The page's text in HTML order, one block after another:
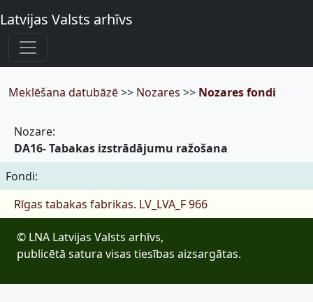
Latvijas Valsts arhīvs
Meklēšana datubāzē>> Nozares >> Nozares fondi
Nozare:
DA16- Tabakas izstrādājumu ražošana
Fondi:
Rīgas tabakas fabrikas. LV_LVA_F 966
© LNA Latvijas Valsts arhīvs,
publicētā satura visas tiesības aizsargātas.